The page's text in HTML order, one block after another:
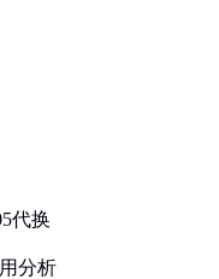
代换
分析